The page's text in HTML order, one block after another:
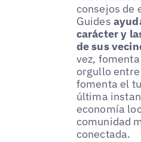
consejos de
Guides
carácter y
de sus
vez,
orgullo
fomenta el
última
economía
comunidad
conectada.